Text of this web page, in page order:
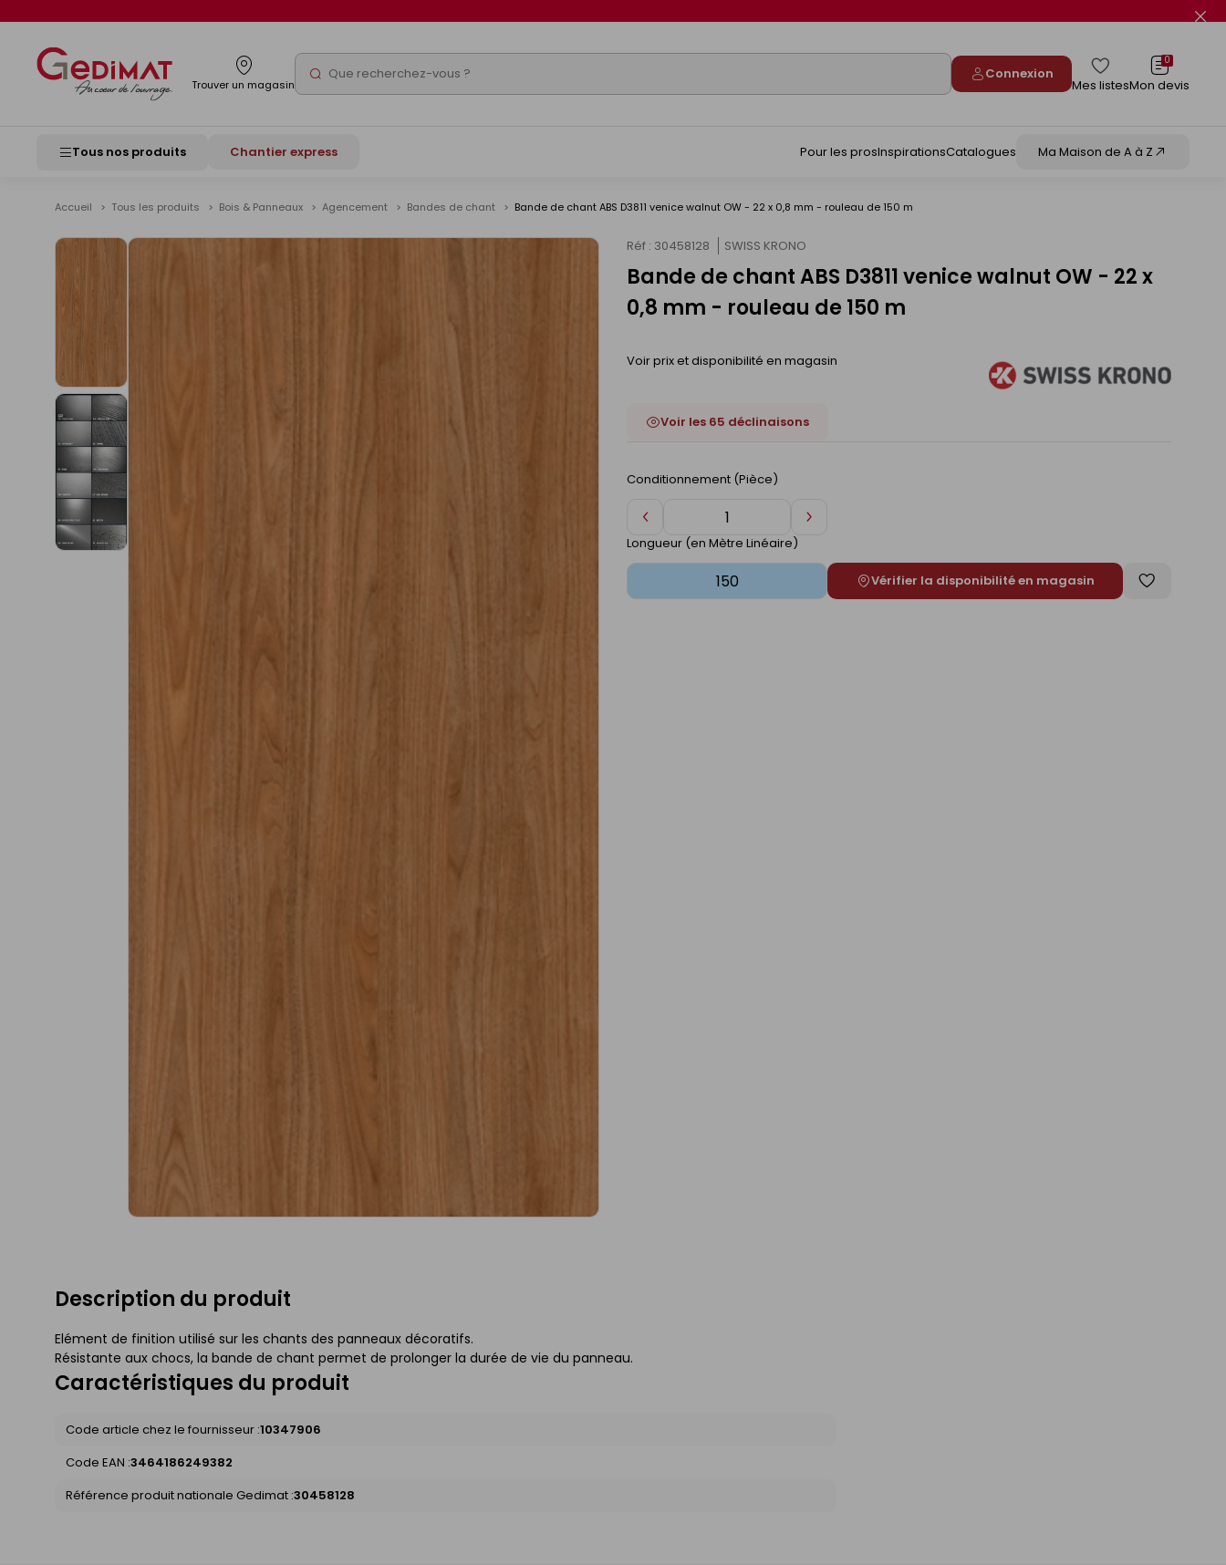
Trouver un magasin Rechercher Connexion
Mes listes
0
Mon devis
Tous nos produits Chantier express Pour les prosInspirationsCatalogues Ma Maison de A à Z
Accueil Tous les produits Bois & Panneaux Agencement Bandes de chant Bande de chant ABS D3811 venice walnut OW - 22 x 0,8 mm - rouleau de 150 m
Voir
Réf : 30458128 SWISS KRONO
Bande de chant ABS D3811 venice walnut OW - 22 x
0,8 mm - rouleau de 150 m
Voir prix et disponibilité en magasin
Voir les 65 déclinaisons
Conditionnement (Pièce)
Diminuer
de
1
Augmenter
Longueur (en Mètre Linéaire)
Vérifier la disponibilité en magasin
Enregistrer
Description du produit
Elément de finition utilisé sur les chants des panneaux décoratifs.
Résistante aux chocs, la bande de chant permet de prolonger la durée de vie du panneau.
Caractéristiques du produit
Code article chez le fournisseur :10347906
Code EAN :3464186249382
Référence produit nationale Gedimat :30458128